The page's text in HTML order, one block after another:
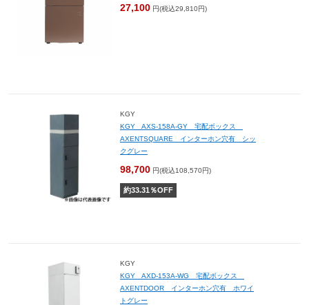
27,100 円(税込29,810円)
KGY
KGY AXS-158A-GY 宅配ボックス
AXENTSQUARE インターホン穴有 シッ
クグレー
98,700 円(税込108,570円)
約33.31 ％OFF
KGY
KGY AXD-153A-WG 宅配ボックス
AXENTDOOR インターホン穴有 ホワイ
トグレー